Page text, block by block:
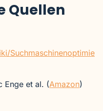
Quellen
Suchmaschinenoptimie
Enge et al. (Amazon)